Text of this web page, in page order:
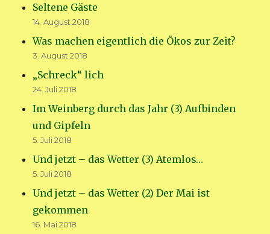
Seltene Gäste
14. August 2018
Was machen eigentlich die Ökos zur Zeit?
3. August 2018
„Schreck“ lich
24. Juli 2018
Im Weinberg durch das Jahr (3) Aufbinden
und Gipfeln
5. Juli 2018
Und jetzt – das Wetter (3) Atemlos…
5. Juli 2018
Und jetzt – das Wetter (2) Der Mai ist
gekommen
16. Mai 2018